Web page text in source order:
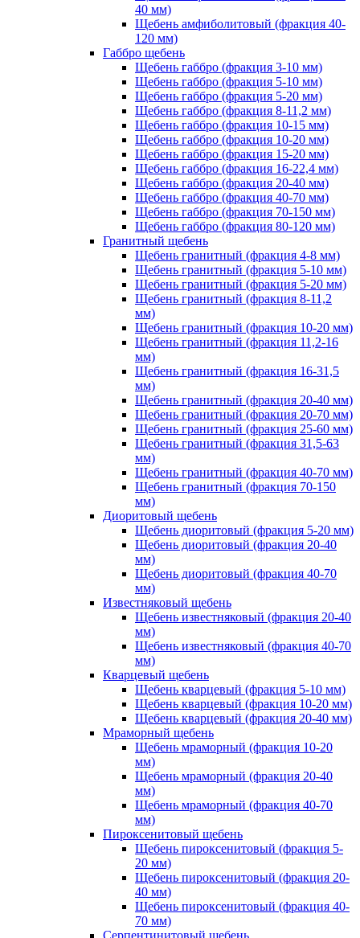
40 мм)
Щебень амфиболитовый (фракция 40-
120 мм)
Габбро щебень
Щебень габбро (фракция 3-10 мм)
Щебень габбро (фракция 5-10 мм)
Щебень габбро (фракция 5-20 мм)
Щебень габбро (фракция 8-11,2 мм)
Щебень габбро (фракция 10-15 мм)
Щебень габбро (фракция 10-20 мм)
Щебень габбро (фракция 15-20 мм)
Щебень габбро (фракция 16-22,4 мм)
Щебень габбро (фракция 20-40 мм)
Щебень габбро (фракция 40-70 мм)
Щебень габбро (фракция 70-150 мм)
Щебень габбро (фракция 80-120 мм)
Гранитный щебень
Щебень гранитный (фракция 4-8 мм)
Щебень гранитный (фракция 5-10 мм)
Щебень гранитный (фракция 5-20 мм)
Щебень гранитный (фракция 8-11,2
мм)
Щебень гранитный (фракция 10-20 мм)
Щебень гранитный (фракция 11,2-16
мм)
Щебень гранитный (фракция 16-31,5
мм)
Щебень гранитный (фракция 20-40 мм)
Щебень гранитный (фракция 20-70 мм)
Щебень гранитный (фракция 25-60 мм)
Щебень гранитный (фракция 31,5-63
мм)
Щебень гранитный (фракция 40-70 мм)
Щебень гранитный (фракция 70-150
мм)
Диоритовый щебень
Щебень диоритовый (фракция 5-20 мм)
Щебень диоритовый (фракция 20-40
мм)
Щебень диоритовый (фракция 40-70
мм)
Известняковый щебень
Щебень известняковый (фракция 20-40
мм)
Щебень известняковый (фракция 40-70
мм)
Кварцевый щебень
Щебень кварцевый (фракция 5-10 мм)
Щебень кварцевый (фракция 10-20 мм)
Щебень кварцевый (фракция 20-40 мм)
Мраморный щебень
Щебень мраморный (фракция 10-20
мм)
Щебень мраморный (фракция 20-40
мм)
Щебень мраморный (фракция 40-70
мм)
Пироксенитовый щебень
Щебень пироксенитовый (фракция 5-
20 мм)
Щебень пироксенитовый (фракция 20-
40 мм)
Щебень пироксенитовый (фракция 40-
70 мм)
Серпентинитовый щебень